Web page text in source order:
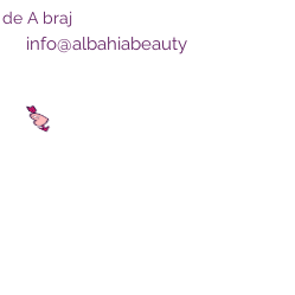
de A braj
info@albahiabeauty